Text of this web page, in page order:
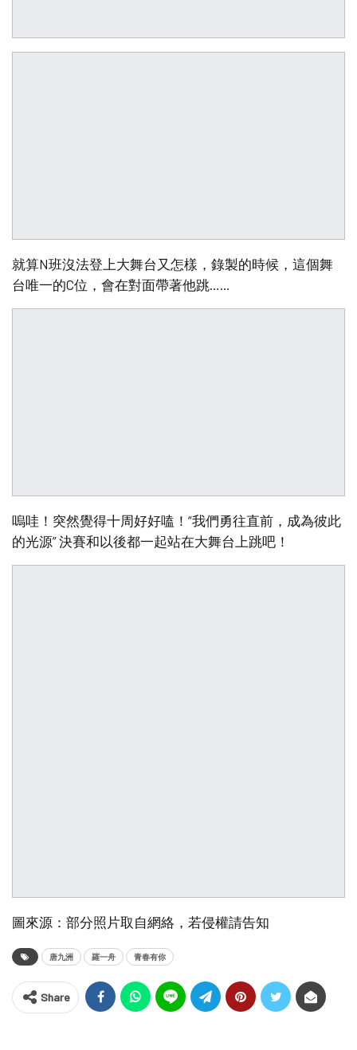
就算N班沒法登上大舞台又怎樣，錄製的時候，這個舞
台唯一的C位，會在對面帶著他跳……
嗚哇！突然覺得十周好好嗑！“我們勇往直前，成為彼此
的光源” 決賽和以後都一起站在大舞台上跳吧！
圖來源：部分照片取自網絡，若侵權請告知
唐九洲 羅一舟 青春有你
Share